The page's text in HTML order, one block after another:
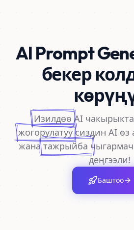
AI Prompt
бекер
Изилдөө AI
жогорулатуу сиздин AI өз
жана тажрыйба
деңгээли!
Баштоо